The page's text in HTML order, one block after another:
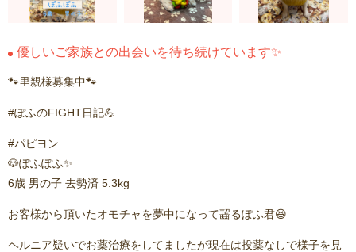
優しいご家族との出会いを待ち続けています✨
🐾里親様募集中🐾
#ぽふのFIGHT日記💪
#パピヨン
🐶ぽふぽふ✨️
6歳 男の子 去勢済 5.3kg
お客様から頂いたオモチャを夢中になって齧るぽふ君😆
ヘルニア疑いでお薬治療をしてましたが現在は投薬なしで様子を見